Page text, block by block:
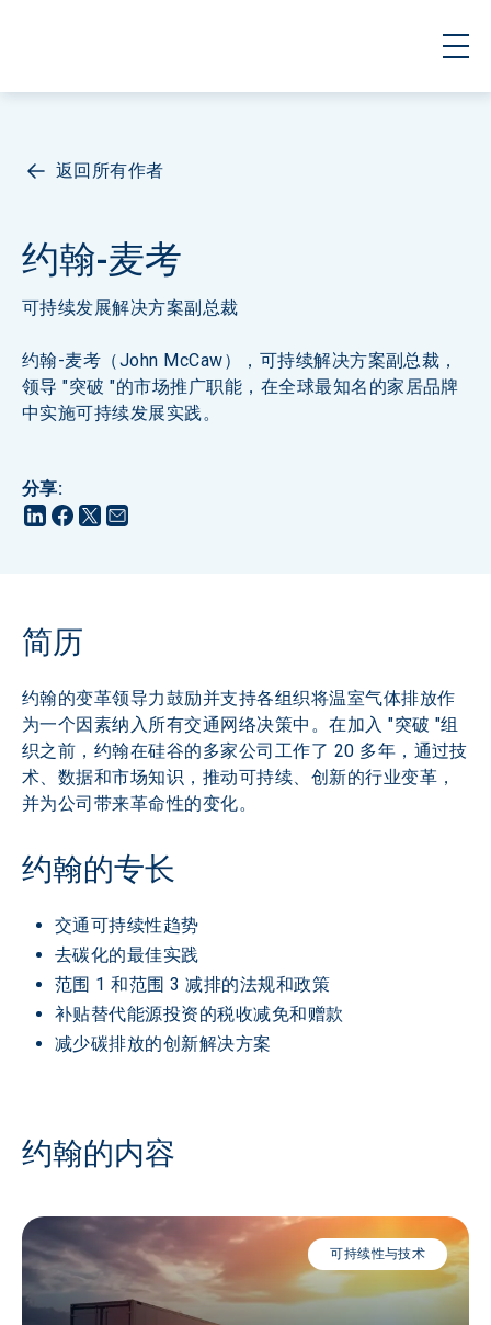
返回所有作者
约翰-麦考
可持续发展解决方案副总裁
约翰-麦考（John McCaw），可持续解决方案副总裁，
领导 "突破 "的市场推广职能，在全球最知名的家居品牌
中实施可持续发展实践。
分享:
简历
约翰的变革领导力鼓励并支持各组织将温室气体排放作
为一个因素纳入所有交通网络决策中。在加入 "突破 "组
织之前，约翰在硅谷的多家公司工作了 20 多年，通过技
术、数据和市场知识，推动可持续、创新的行业变革，
并为公司带来革命性的变化。
交通可持续性趋势
去碳化的最佳实践
范围 1 和范围 3 减排的法规和政策
补贴替代能源投资的税收减免和赠款
减少碳排放的创新解决方案
约翰的内容
可持续性与技术